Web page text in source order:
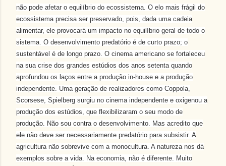
não pode afetar o equilíbrio do ecossistema. O elo mais frágil do
ecossistema precisa ser preservado, pois, dada uma cadeia
alimentar, ele provocará um impacto no equilíbrio geral de todo o
sistema. O desenvolvimento predatório é de curto prazo; o
sustentável é de longo prazo. O cinema americano se fortaleceu
na sua crise dos grandes estúdios dos anos setenta quando
aprofundou os laços entre a produção in-house e a produção
independente. Uma geração de realizadores como Coppola,
Scorsese, Spielberg surgiu no cinema independente e oxigenou a
produção dos estúdios, que flexibilizaram o seu modo de
produção. Não sou contra o desenvolvimento. Mas acredito que
ele não deve ser necessariamente predatório para subsistir. A
agricultura não sobrevive com a monocultura. A natureza nos dá
exemplos sobre a vida. Na economia, não é diferente. Muito